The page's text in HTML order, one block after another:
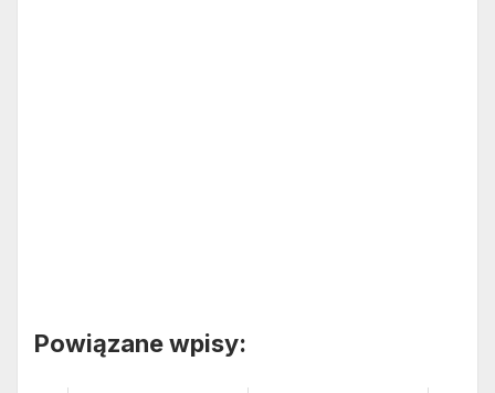
Powiązane wpisy: